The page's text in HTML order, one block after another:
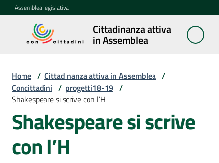
Vai al contenuto
Vai alla navigazione
Vai al footer
Assemblea legislativa
Cittadinanza attiva
in Assemblea
Cittadinanza
attiva in
Concittadini
Menu selezionato
Porte
in
Home / Cittadinanza attiva in Assemblea /
Concittadini / progetti18-19 /
Shakespeare si scrive con l’H
Shakespeare si scrive
con l’H